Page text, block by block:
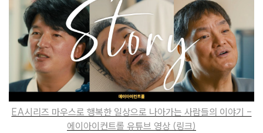
EA시리즈 마우스로 행복한 일상으로 나아가는 사람들의 이야기 -
에이아이컨트롤 유튜브 영상 (링크)